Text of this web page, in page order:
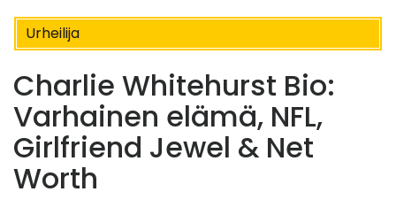
Urheilija
Charlie Whitehurst Bio:
Varhainen elämä, NFL,
Girlfriend Jewel & Net
Worth